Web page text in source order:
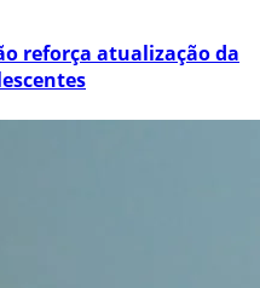
reforça atualização da